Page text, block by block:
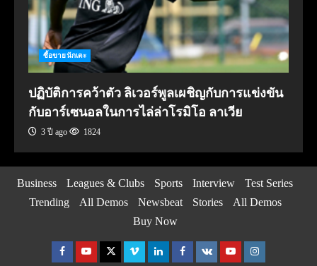
ซื้อขายนักเตะ
ปฏิบัติการคว้าตัว ลิเวอร์พูลเผชิญกับการแข่งขัน
กับอาร์เซนอลในการไล่ล่าโรมิโอ ลาเวีย
3 ปี ago 1824
Business Leagues & Clubs Sports Interview
Test Series
Trending
All Demos Newsbeat Stories
All Demos
Buy Now
Facebook
YoutubeTwitterVimeoLinkedinFacebook
VK YoutubeInstagram